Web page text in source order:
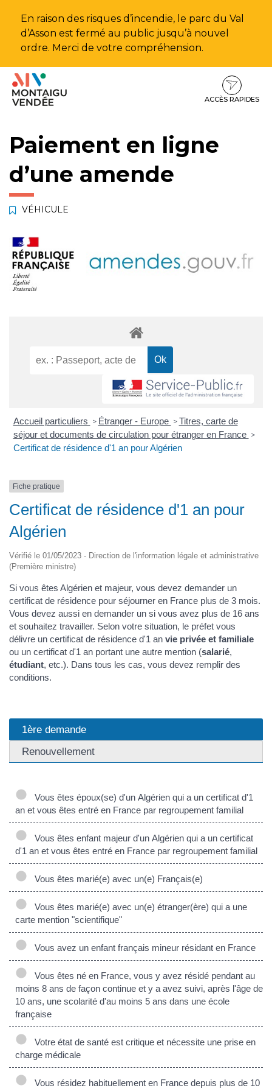
En raison des risques d’incendie, le parc du Val
d’Asson est fermé au public jusqu’à nouvel
ordre. Merci de votre compréhension.
Aller
Aller
contenu
Aller
pied
ACCÈS RAPIDES
Paiement en ligne
d’une amende
VÉHICULE
Accueil particuliers > Étranger - Europe > Titres, carte de
séjour et documents de circulation pour étranger en France >
Certificat de résidence d'1 an pour Algérien
Fiche pratique
Certificat de résidence d'1 an pour
Algérien
Vérifié le 01/05/2023 - Direction de l'information légale et administrative
(Première ministre)
Si vous êtes Algérien et majeur, vous devez demander un
certificat de résidence pour séjourner en France plus de 3 mois.
Vous devez aussi en demander un si vous avez plus de 16 ans
et souhaitez travailler. Selon votre situation, le préfet vous
délivre un certificat de résidence d'1 an vie privée et familiale
ou un certificat d'1 an portant une autre mention (salarié,
étudiant, etc.). Dans tous les cas, vous devez remplir des
conditions.
1ère demande
Renouvellement
Vous êtes époux(se) d'un Algérien qui a un certificat d'1
an et vous êtes entré en France par regroupement familial
Vous êtes enfant majeur d'un Algérien qui a un certificat
d'1 an et vous êtes entré en France par regroupement familial
Vous êtes marié(e) avec un(e) Français(e)
Vous êtes marié(e) avec un(e) étranger(ère) qui a une
carte mention "scientifique"
Vous avez un enfant français mineur résidant en France
Vous êtes né en France, vous y avez résidé pendant au
moins 8 ans de façon continue et y a avez suivi, après l'âge de
10 ans, une scolarité d'au moins 5 ans dans une école
française
Votre état de santé est critique et nécessite une prise en
charge médicale
Vous résidez habituellement en France depuis plus de 10